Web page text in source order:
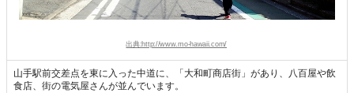
出典:http://www.mo-hawaii.com/
山手駅前交差点を東に入った中道に、「大和町商店街」があり、八百屋や飲
食店、街の電気屋さんが並んでいます。